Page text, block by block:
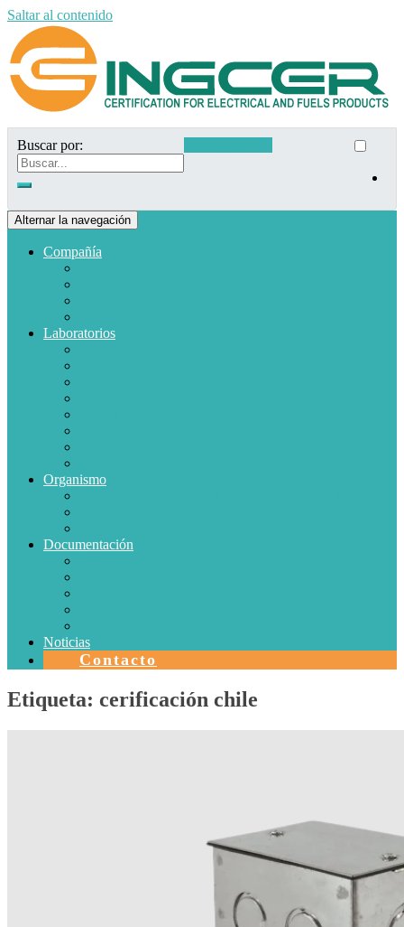
Saltar al contenido
Buscar por:
Alternar la navegación
Compañía
Laboratorios
Organismo
Documentación
Noticias
Contacto
Etiqueta: cerificación chile